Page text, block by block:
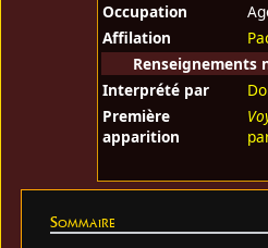
Occupation
Affilation
Renseignements
Interprété par
Première
apparition
Sommaire